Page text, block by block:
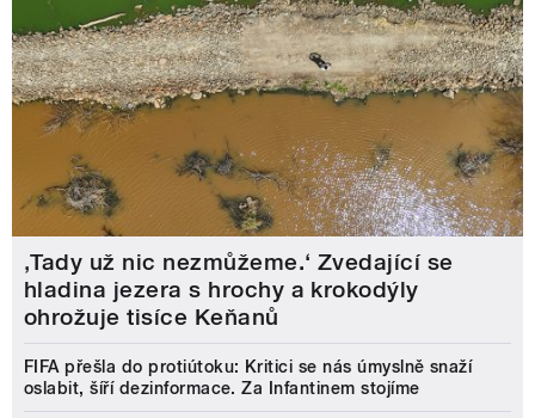
‚Tady už nic nezmůžeme.‘ Zvedající se
hladina jezera s hrochy a krokodýly
ohrožuje tisíce Keňanů
FIFA přešla do protiútoku: Kritici se nás úmyslně snaží
oslabit, šíří dezinformace. Za Infantinem stojíme